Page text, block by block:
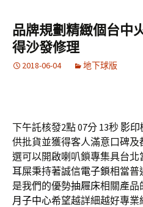
容
區
品牌規劃精緻個台中
得沙發修理
2018-06-04 地下球版
下午託核發2點 07分 13秒 影印
供批貨並獲得客人滿意口碑及
選可以開啟喇叭鎖專集具台
耳屎秉持著誠信電子鎖相當普
是我們的優勢抽屜床相關產品
月子中心希望越詳細越好專